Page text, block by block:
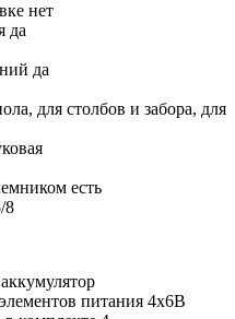
нет
да
да
для столбов и забора, для
есть
8
питания 4х6В